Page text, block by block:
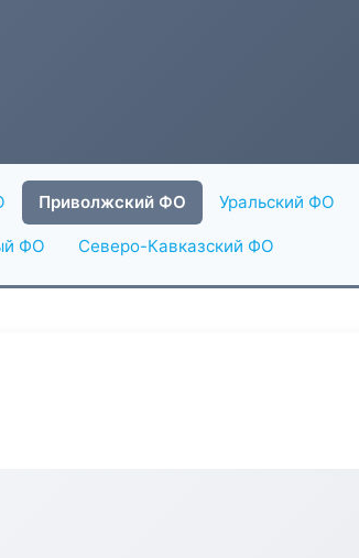
Приволжский ФО Уральский ФО
ФО Северо-Кавказский ФО